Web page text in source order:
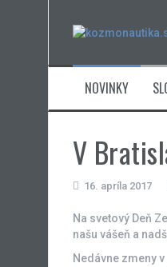
NOVINKY
V
16. apríla 2017
Na svetový Deň
našu vášeň a
Nedávne zmeny